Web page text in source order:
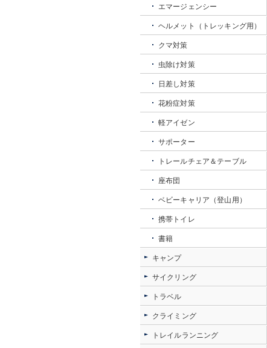
エマージェンシー
ヘルメット（トレッキング用）
クマ対策
虫除け対策
日差し対策
花粉症対策
軽アイゼン
サポーター
トレールチェア＆テーブル
座布団
ベビーキャリア（登山用）
携帯トイレ
書籍
キャンプ
サイクリング
トラベル
クライミング
トレイルランニング